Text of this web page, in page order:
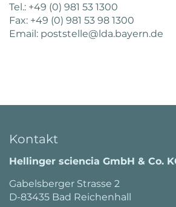
Tel.: +49 (0) 981 53 1300
Fax: +49 (0) 981 53 98 1300
Email: poststelle@lda.bayern.de
Kontakt
Hellinger sciencia GmbH & Co.
Gabelsberger Strasse 2
D-83435 Bad Reichenhall